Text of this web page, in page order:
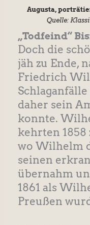
Augusta,
Quelle:
„Todfeind“
Doch die
jäh zu Ende,
Friedrich
daher sein
konnte.
kehrten 1858
wo Wilhelm
seinen
übernahm
1861 als
Preußen